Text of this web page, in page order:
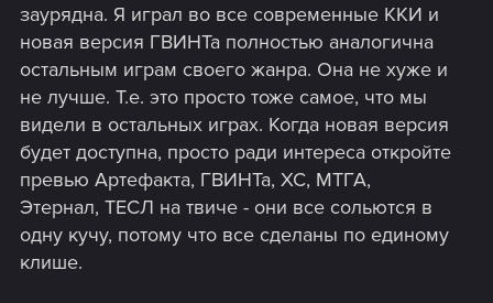
заурядна. Я играл во все современные ККИ и
новая версия ГВИНТа полностью аналогична
остальным играм своего жанра. Она не хуже и
не лучше. Т.е. это просто тоже самое, что мы
видели в остальных играх. Когда новая версия
будет доступна, просто ради интереса откройте
превью Артефакта, ГВИНТа, ХС, МТГА,
Этернал, ТЕСЛ на твиче - они все сольются в
одну кучу, потому что все сделаны по единому
клише.